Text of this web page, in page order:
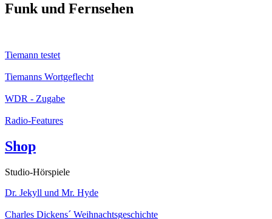
Funk und Fernsehen
Tiemann testet
Tiemanns Wortgeflecht
WDR - Zugabe
Radio-Features
Shop
Studio-Hörspiele
Dr. Jekyll und Mr. Hyde
Charles Dickens´ Weihnachtsgeschichte